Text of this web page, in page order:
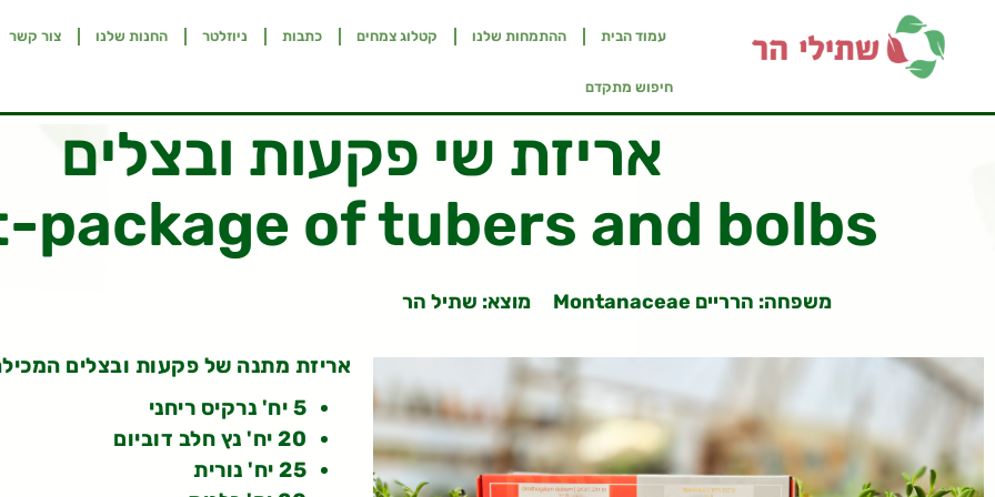
עמוד הבית ההתמחות שלנו קטלוג צמחים כתבות ניוזלטר החנות שלנו צור קשר
חיפוש מתקדם
אריזת שי פקעות ובצלים
package of tubers and bolbs
משפחה: הרריים Montanaceae מוצא: שתיל הר
אריזת מתנה של פקעות ובצלים
5 יח' נרקיס ריחני
20 יח' נץ חלב דוביום
25 יח' נורית